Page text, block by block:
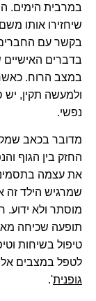
במרבית הימים.
שיחזירו אותו משם.
בקשר עם החברים.
בדברים האישיים
במצב הרוח. כאשר
ולמעשה תקין, יש
נפשי.
מדובר בכאב
החזק בין הגוף
את עצמה בתסמינים
שמרגיש הילד זה
מוסתר ולא ידוע.
תופעה שכיחה
טיפול בשיחות
לטפל במצבים אלו.
גופנית'.